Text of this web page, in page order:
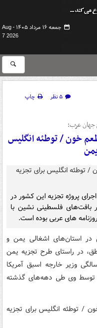
جمعه ۱۶ مرداد ۱۴۰۵ -
Aug
7 2026
۵ نظر
چاپ
عرب؛
خون / توطئه انگلیس
پروژه تجزیه این کشور در
بافت‌های فلسطینی نشین با
های عربی بوده است.
در استان‌های اشغالی یمن و
در راستای طرح تجزیه یمن
وزیر خارجه اسبق آمریکا
توسط وی طی دهه‌های گذشته